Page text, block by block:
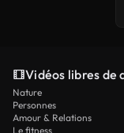
Vidéos libres de
Nature
Personnes
Amour & Relations
Le fitness